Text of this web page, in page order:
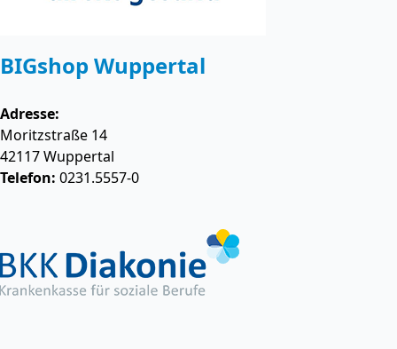
BIGshop Wuppertal
Adresse:
Moritzstraße 14
42117Wuppertal
Telefon: 0231.5557-0